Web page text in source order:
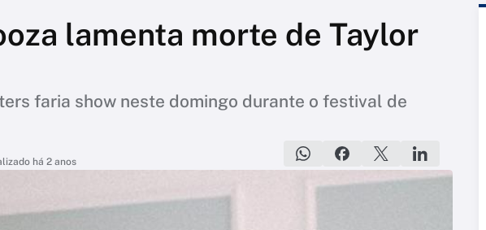
lamenta morte de Taylor
faria show neste domingo durante o festival de
há 2 anos